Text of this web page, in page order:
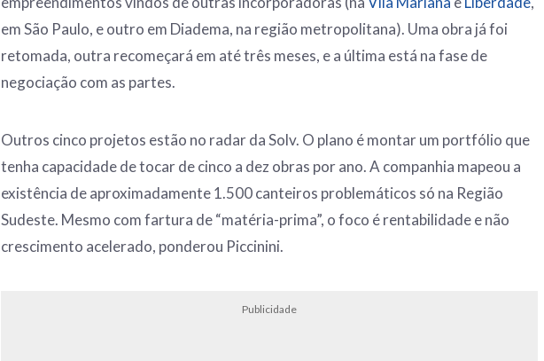
em São Paulo, e outro em Diadema, na região metropolitana). Uma obra já foi
retomada, outra recomeçará em até três meses, e a última está na fase de
negociação com as partes.
Outros cinco projetos estão no radar da Solv. O plano é montar um portfólio que
tenha capacidade de tocar de cinco a dez obras por ano. A companhia mapeou a
existência de aproximadamente 1.500 canteiros problemáticos só na Região
Sudeste. Mesmo com fartura de “matéria-prima”, o foco é rentabilidade e não
crescimento acelerado, ponderou Piccinini.
Publicidade